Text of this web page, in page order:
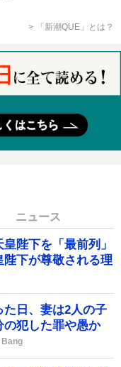
「新潮QUE」とは？
ニュース
陛下を「最前列」
下が尊敬される理
た日、妻は2人の子
犯した罪や愚か
Bang